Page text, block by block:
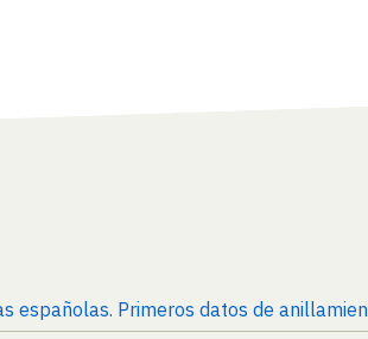
españolas. Primeros datos de